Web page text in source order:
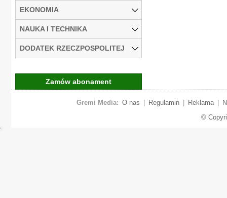
EKONOMIA
NAUKA I TECHNIKA
DODATEK RZECZPOSPOLITEJ
Zamów abonament
Gremi Media: O nas Regulamin Reklama
©